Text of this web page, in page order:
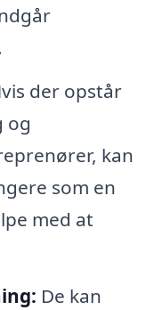
der opstår
og
kan
som en
med at
De kan